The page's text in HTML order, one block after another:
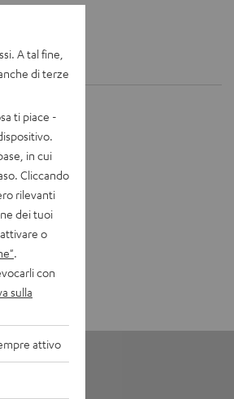
A tal fine,
di terze
ti piace -
in cui
Cliccando
rilevanti
dei tuoi
o
con
sulla
attivo